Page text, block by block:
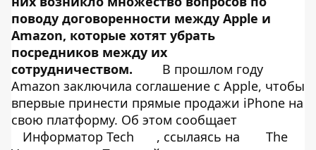
поводу договоренности между Apple и
Amazon, которые хотят убрать
посредников между их
сотрудничеством.
В прошлом году
Amazon заключила соглашение с Apple, чтобы
впервые принести прямые продажи iPhone на
свою платформу. Об этом сообщает
Информатор Tech
, ссылаясь на
The